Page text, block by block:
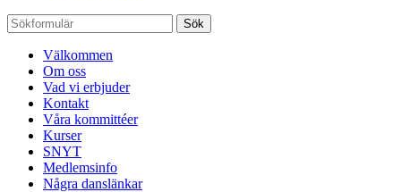
Sök
Välkommen
Om oss
Vad vi erbjuder
Kontakt
Våra kommittéer
Kurser
SNYT
Medlemsinfo
Några danslänkar